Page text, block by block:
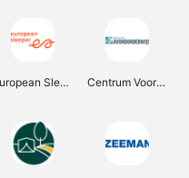
European Sleeper Centrum Voor Avondonderwijs